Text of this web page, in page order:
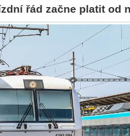
řád začne platit od